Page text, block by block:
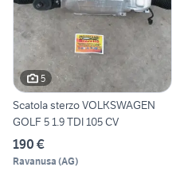
5
Scatola sterzo VOLKSWAGEN
GOLF 5 1.9 TDI 105 CV
190 €
Ravanusa (AG)